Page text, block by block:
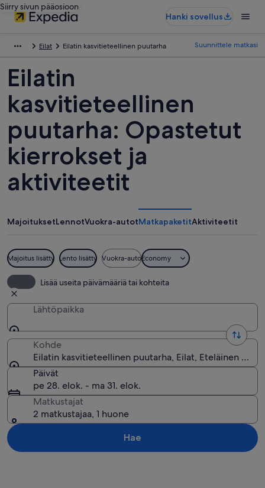
Siirry sivun pääosioon
Hanki sovellus
Eilat Eilatin kasvitieteellinen puutarha Suunnittele matkasi
Eilatin
kasvitieteellinen
puutarha: Opastetut
kierrokset ja
aktiviteetit
MajoituksetLennotVuokra-autotMatkapaketitAktiviteetit
Majoitus lisätty Lento lisätty Vuokra-autoEconomy
Lisää useita päivämääriä tai kohteita
Lähtöpaikka
Kohde
Eilatin kasvitieteellinen puutarha, Eilat, Eteläinen
Päivät
pe 28. elok. - ma 31. elok.
Matkustajat
2 matkustajaa, 1 huone
Hae